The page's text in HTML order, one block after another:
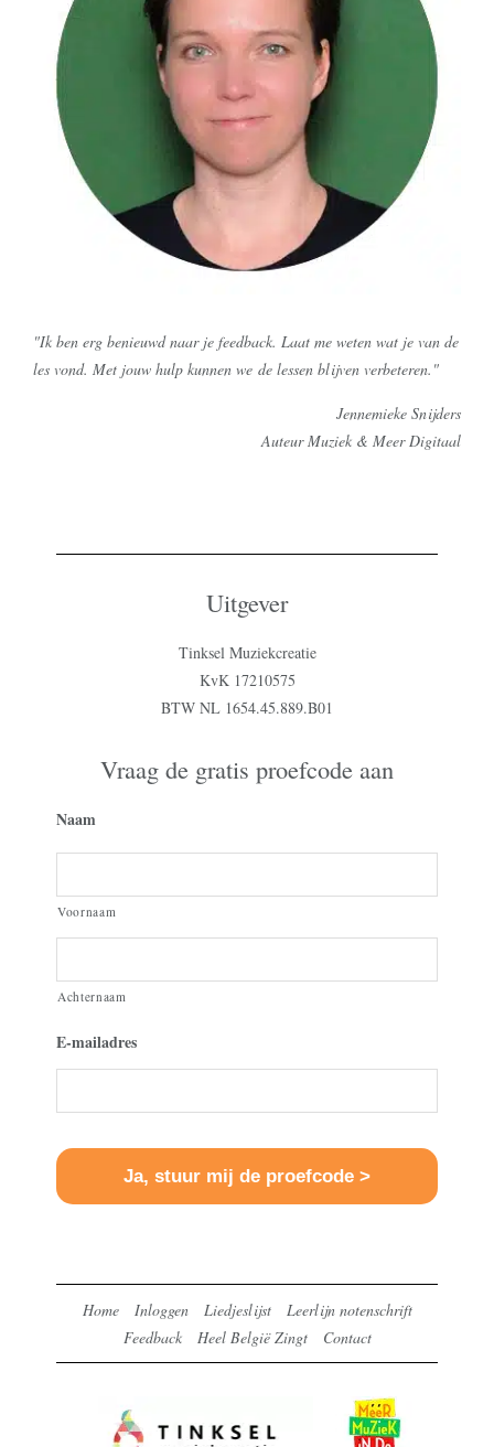
"Ik ben erg benieuwd naar je feedback. Laat me weten wat je van de
les vond. Met jouw hulp kunnen we de lessen blijven verbeteren."
Jennemieke Snijders
Auteur Muziek & Meer Digitaal
Uitgever
Tinksel Muziekcreatie
KvK 17210575
BTW NL 1654.45.889.B01
Vraag de gratis proefcode aan
Naam
Voornaam
Achternaam
E-mailadres
Home Inloggen Liedjeslijst
Leerlijn notenschrift
Feedback
Heel België Zingt Contact